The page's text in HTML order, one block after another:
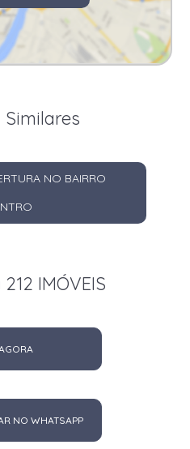
Similares
NO BAIRRO
IMÓVEIS
NO WHATSAPP